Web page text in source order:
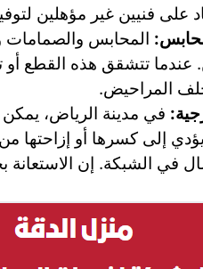
على فنيين غير مؤهلين
المحابس والصمامات
عندما تتشقق هذه القطع
المراحيض.
في مدينة الرياض، يمكن
إلى كسرها أو إزاحتها من
في الشبكة. إن